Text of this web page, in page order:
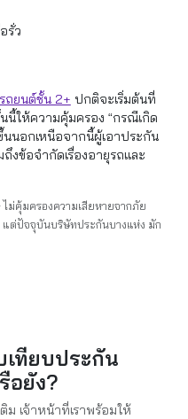
รั่ว
ถยนต์ชั้น 2+ ปกติจะเริ่มต้นที่
นี้ให้ความคุ้มครอง “กรณีเกิด
นนอกเหนือจากนี้ผู้เอาประกัน
งข้อจำกัดเรื่องอายุรถและ
ม่คุ้มครองความเสียหายจากภัย
แต่ปัจจุบันบริษัทประกันบางแห่ง มัก
เทียบประกัน
อยัง?
ม เจ้าหน้าที่เราพร้อมให้